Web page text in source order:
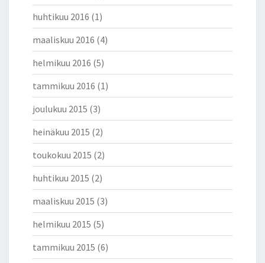
huhtikuu 2016 (1)
maaliskuu 2016 (4)
helmikuu 2016 (5)
tammikuu 2016 (1)
joulukuu 2015 (3)
heinäkuu 2015 (2)
toukokuu 2015 (2)
huhtikuu 2015 (2)
maaliskuu 2015 (3)
helmikuu 2015 (5)
tammikuu 2015 (6)